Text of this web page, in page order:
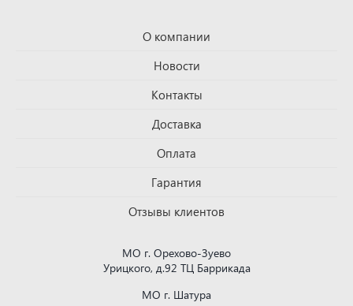
О компании
Новости
Контакты
Доставка
Оплата
Гарантия
Отзывы клиентов
МО г. Орехово-Зуево
Урицкого, д.92 ТЦ Баррикада
МО г. Шатура